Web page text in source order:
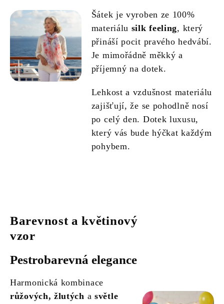
Šátek je vyroben ze 100%
materiálu silk feeling, který
přináší pocit pravého hedvábí.
Je mimořádně měkký a
příjemný na dotek.
Lehkost a vzdušnost materiálu
zajišťují, že se pohodlně nosí
po celý den. Dotek luxusu,
který vás bude hýčkat každým
pohybem.
Barevnost a květinový
vzor
Pestrobarevná elegance
Harmonická kombinace
růžových, žlutých asvětle